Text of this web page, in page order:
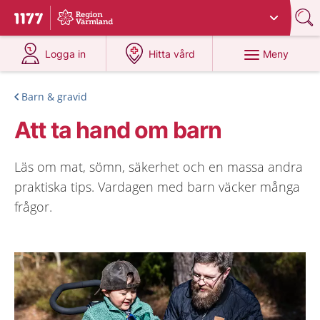
Till startsidan för 1177
Du har valt region
Logga in
på 1177.se
Hitta vård
på 1177.se
Meny
Barn & gravid
Att ta hand om barn
Läs om mat, sömn, säkerhet och en massa andra
praktiska tips. Vardagen med barn väcker många
frågor.